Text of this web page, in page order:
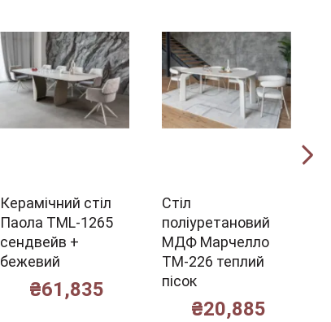
Керамічний стіл
Паола TML-1265
сендвейв +
бежевий
₴61,835
Стіл
поліуретановий
МДФ Марчелло
TM-226 теплий
пісок
₴20,885